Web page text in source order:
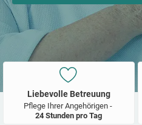
Liebevolle Betreuung
Pflege Ihrer Angehörigen -
24 Stunden pro Tag